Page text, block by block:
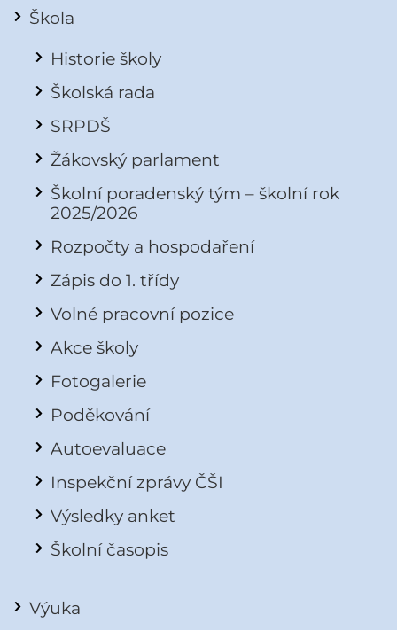
Škola
Historie školy
Školská rada
SRPDŠ
Žákovský parlament
Školní poradenský tým – školní rok
2025/2026
Rozpočty a hospodaření
Zápis do 1. třídy
Volné pracovní pozice
Akce školy
Fotogalerie
Poděkování
Autoevaluace
Inspekční zprávy ČŠI
Výsledky anket
Školní časopis
Výuka